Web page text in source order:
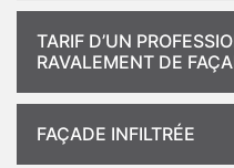
TARIF D’UN
RAVALEMENT DE
FAÇADE INFILTRÉE